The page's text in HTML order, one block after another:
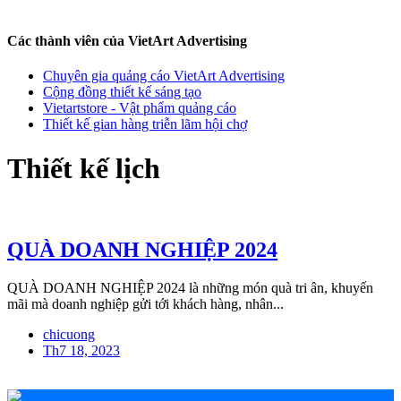
Các thành viên của VietArt Advertising
Chuyên gia quảng cáo VietArt Advertising
Cộng đồng thiết kế sáng tạo
Vietartstore - Vật phẩm quảng cáo
Thiết kế gian hàng triễn lãm hội chợ
Thiết kế lịch
QUÀ DOANH NGHIỆP 2024
QUÀ DOANH NGHIỆP 2024 là những món quà tri ân, khuyến
mãi mà doanh nghiệp gửi tới khách hàng, nhân...
chicuong
Th7 18, 2023